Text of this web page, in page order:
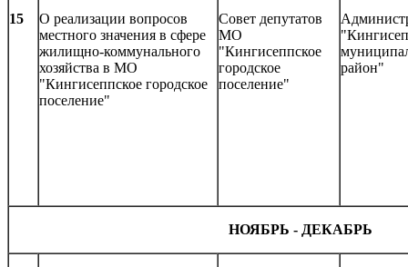
15
О реализации вопросов
местного значения в сфере
жилищно-коммунального
хозяйства в МО
"Кингисеппское городское
поселение"
Совет депутатов
МО
"Кингисеппское
городское
поселение"
район"
НОЯБРЬ - ДЕКАБРЬ